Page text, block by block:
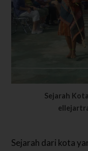
Sejarah
Sejarah dari kota